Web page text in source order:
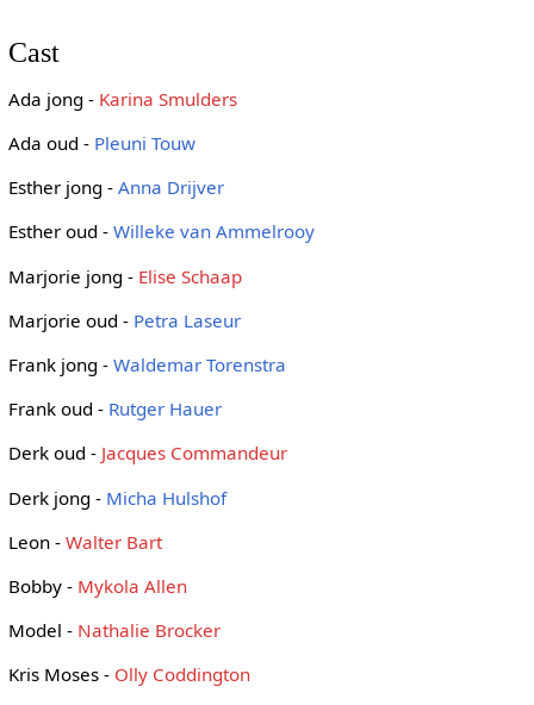
Cast
Ada jong - Karina Smulders
Ada oud - Pleuni Touw
Esther jong - Anna Drijver
Esther oud - Willeke van Ammelrooy
Marjorie jong - Elise Schaap
Marjorie oud - Petra Laseur
Frank jong - Waldemar Torenstra
Frank oud - Rutger Hauer
Derk oud - Jacques Commandeur
Derk jong - Micha Hulshof
Leon - Walter Bart
Bobby - Mykola Allen
Model - Nathalie Brocker
Kris Moses - Olly Coddington